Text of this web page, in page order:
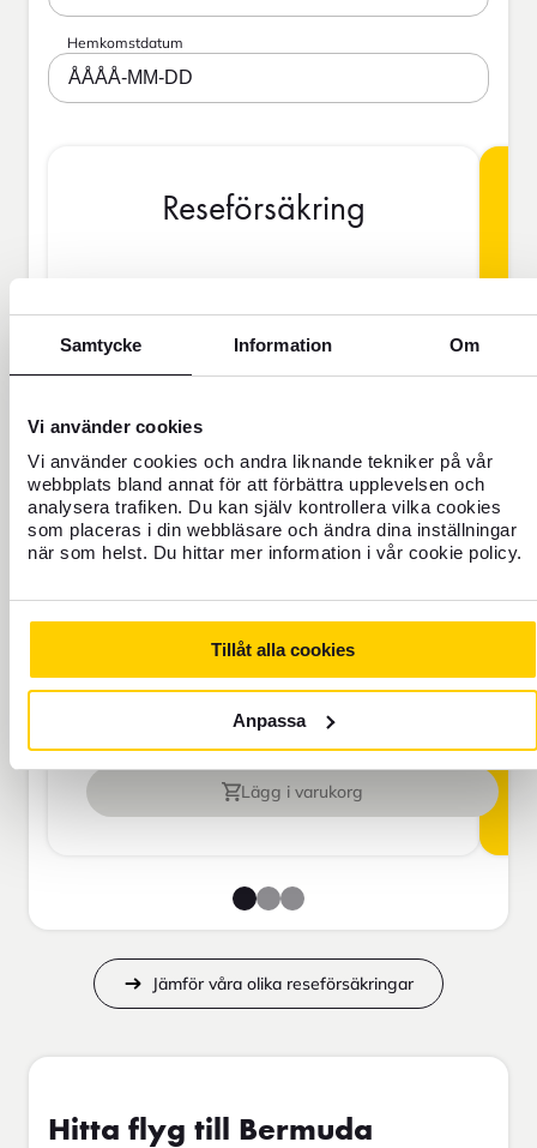
Samtycke Information Om
Vi använder cookies
Vi använder cookies och andra liknande tekniker på vår
webbplats bland annat för att förbättra upplevelsen och
analysera trafiken. Du kan själv kontrollera vilka cookies
som placeras i din webbläsare och ändra dina inställningar
när som helst. Du hittar mer information i vår cookie policy.
Tillåt alla cookies
Anpassa
Hemkomstdatum
ÅÅÅÅ-MM-DD
Reseförsäkring
BAS
Priset gäller för 1 person
För dig som saknar hemförsäkring eller
ska vara borta mer än 45 dagar.
Reseförsäkring Bas
Lägg i varukorg
Jämför våra olika reseförsäkringar
Hitta flyg till Bermuda